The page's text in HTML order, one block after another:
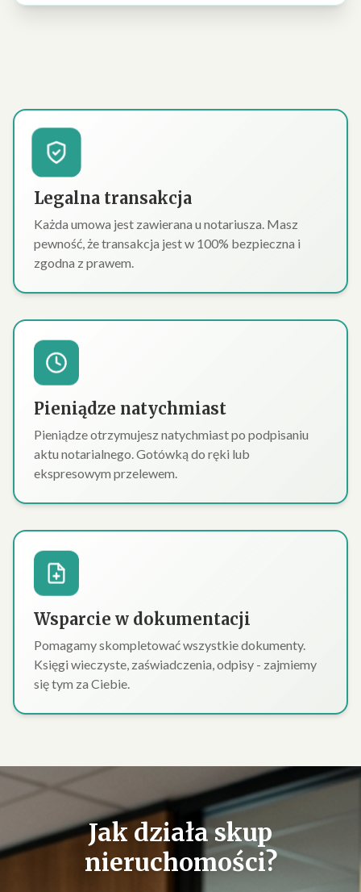
Legalna transakcja
Każda umowa jest zawierana u notariusza. Masz
pewność, że transakcja jest w 100% bezpieczna i
zgodna z prawem.
Pieniądze natychmiast
Pieniądze otrzymujesz natychmiast po podpisaniu
aktu notarialnego. Gotówką do ręki lub
ekspresowym przelewem.
Wsparcie w dokumentacji
Pomagamy skompletować wszystkie dokumenty.
Księgi wieczyste, zaświadczenia, odpisy - zajmiemy
się tym za Ciebie.
Jak działaskup
nieruchomości?